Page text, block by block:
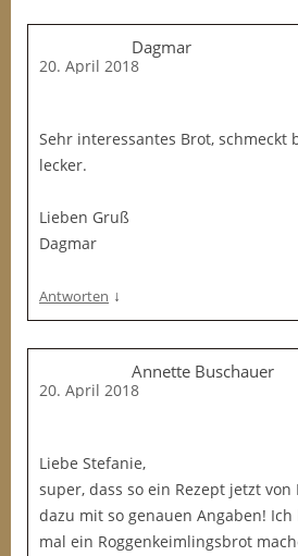
Dagmar
20. April 2018
Sehr interessantes Brot, schmeckt
lecker.
Lieben Gruß
Dagmar
Antworten ↓
Annette Buschauer
20. April 2018
Liebe Stefanie,
super, dass so ein Rezept jetzt von
dazu mit so genauen Angaben!
mal ein Roggenkeimlingsbrot